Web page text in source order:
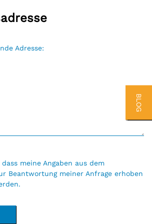
BLOG
Adresse:
meine Angaben aus dem
Beantwortung meiner Anfrage erhoben